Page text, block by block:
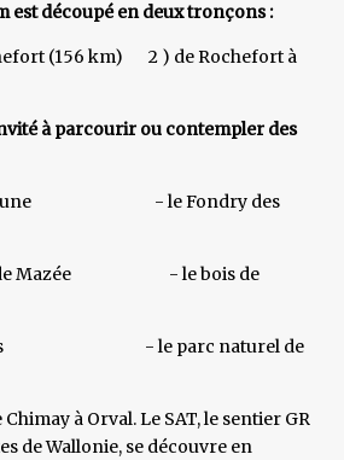
est découpé en deux tronçons :
(156 km) 2 ) de Rochefort à
à parcourir ou contempler des
- le Fondry des
de Mazée - le bois de
Vêves - le parc naturel de
à Orval. Le SAT, le sentier GR
de Wallonie, se découvre en